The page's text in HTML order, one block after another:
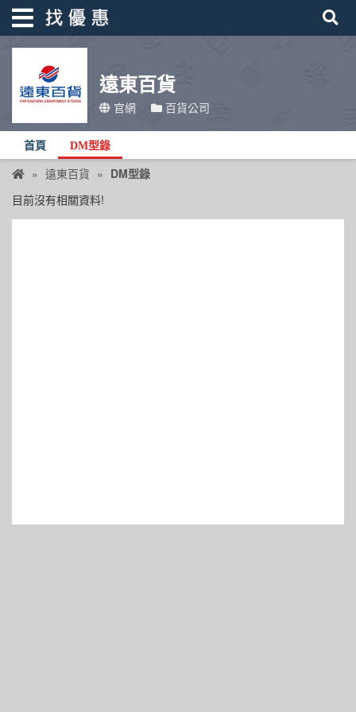
遠東百貨
官網 百貨公司
首頁 DM型錄
遠東百貨
DM型錄
目前沒有相關資料!
找優惠
優惠活動
折價卷